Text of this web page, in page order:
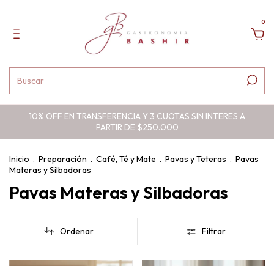
0
10% OFF EN TRANSFERENCIA Y 3 CUOTAS SIN INTERES A
PARTIR DE $250.000
Inicio . Preparación . Café, Té y Mate . Pavas y Teteras . Pavas
Materas y Silbadoras
Pavas Materas y Silbadoras
Ordenar Filtrar